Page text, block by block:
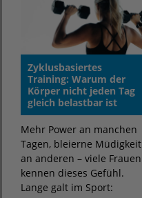
Zyklusbasiertes
Training: Warum der
Körper nicht jeden Tag
gleich belastbar ist
Mehr Power an manchen
Tagen, bleierne Müdigkeit
an anderen – viele Frauen
kennen dieses Gefühl.
Lange galt im Sport: